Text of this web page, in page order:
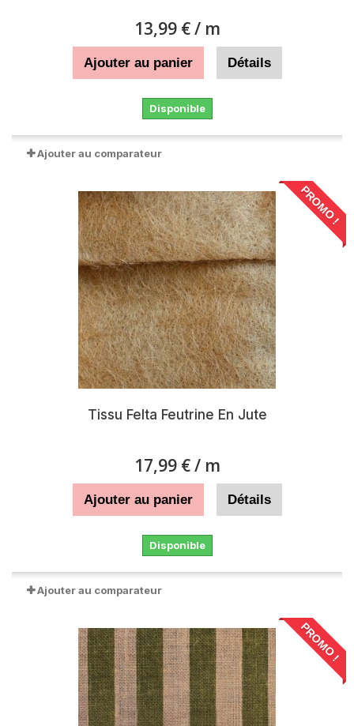
13,99 €/ m
Ajouter au panier Détails
Disponible
Ajouter au comparateur
PROMO !
Tissu Felta Feutrine En Jute
17,99 €/ m
Ajouter au panier Détails
Disponible
Ajouter au comparateur
PROMO !